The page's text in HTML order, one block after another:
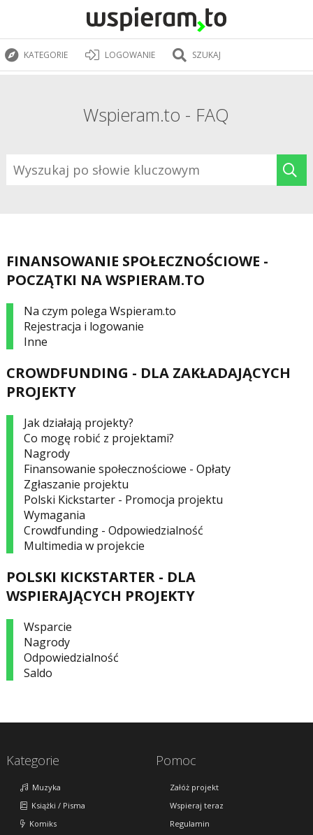
KATEGORIE LOGOWANIE SZUKAJ
Wspieram.to - FAQ
FINANSOWANIE SPOŁECZNOŚCIOWE -
POCZĄTKI NA WSPIERAM.TO
Na czym polega Wspieram.to
Rejestracja i logowanie
Inne
CROWDFUNDING - DLA ZAKŁADAJĄCYCH
PROJEKTY
Jak działają projekty?
Co mogę robić z projektami?
Nagrody
Finansowanie społecznościowe - Opłaty
Zgłaszanie projektu
Polski Kickstarter - Promocja projektu
Wymagania
Crowdfunding - Odpowiedzialność
Multimedia w projekcie
POLSKI KICKSTARTER - DLA
WSPIERAJĄCYCH PROJEKTY
Wsparcie
Nagrody
Odpowiedzialność
Saldo
Kategorie
Muzyka
Książki / Pisma
Komiks
Pomoc
Załóż projekt
Wspieraj teraz
Regulamin